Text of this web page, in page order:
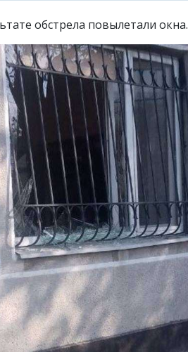
обстрела повылетали окна.